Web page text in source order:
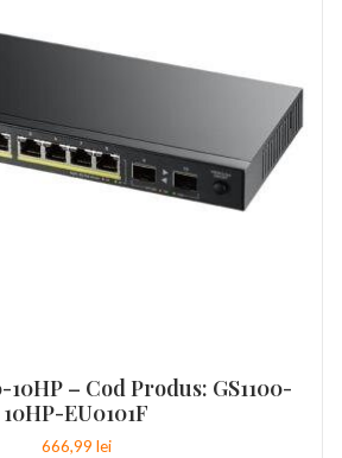
10HP – Cod Produs: GS1100-
10HP-EU0101F
666,99 lei